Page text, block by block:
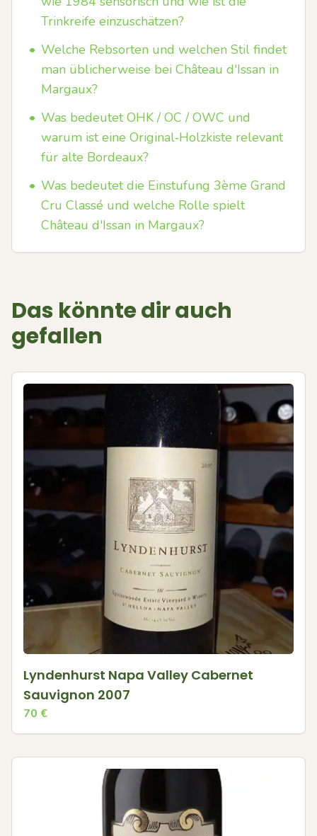
Trinkreife einzuschätzen?
• Welche Rebsorten und welchen Stil findet
man üblicherweise bei Château d'Issan in
Margaux?
• Was bedeutet OHK / OC / OWC und
warum ist eine Original‑Holzkiste relevant
für alte Bordeaux?
• Was bedeutet die Einstufung 3ème Grand
Cru Classé und welche Rolle spielt
Château d'Issan in Margaux?
Das könnte dir auch
gefallen
Lyndenhurst Napa Valley Cabernet
Sauvignon 2007
70 €